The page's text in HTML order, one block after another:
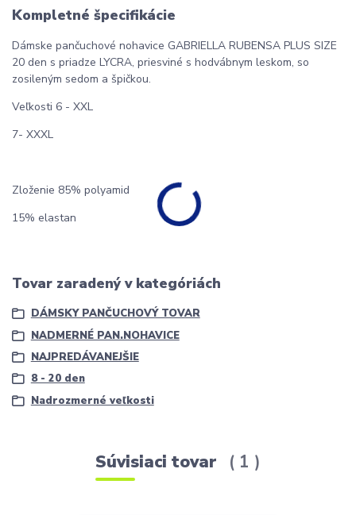
Kompletné špecifikácie
Dámske pančuchové nohavice GABRIELLA RUBENSA PLUS SIZE
20 den s priadze LYCRA, priesviné s hodvábnym leskom, so
zosileným sedom a špičkou.
Veľkosti 6 - XXL
7- XXXL
Zloženie 85% polyamid
15% elastan
Tovar zaradený v kategóriách
DÁMSKY PANČUCHOVÝ TOVAR
NADMERNÉ PAN.NOHAVICE
NAJPREDÁVANEJŠIE
8 - 20 den
Nadrozmerné veľkosti
Súvisiaci tovar 1